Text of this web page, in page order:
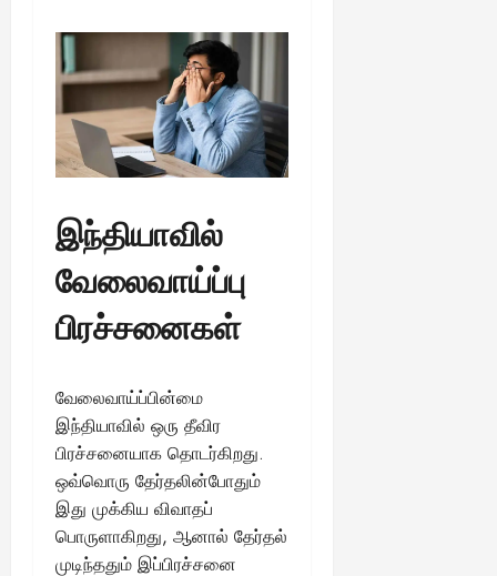
இந்தியாவில்
வேலைவாய்ப்பு
பிரச்சனைகள்
வேலைவாய்ப்பின்மை
இந்தியாவில் ஒரு தீவிர
பிரச்சனையாக தொடர்கிறது.
ஒவ்வொரு தேர்தலின்போதும்
இது முக்கிய விவாதப்
பொருளாகிறது, ஆனால் தேர்தல்
முடிந்ததும் இப்பிரச்சனை